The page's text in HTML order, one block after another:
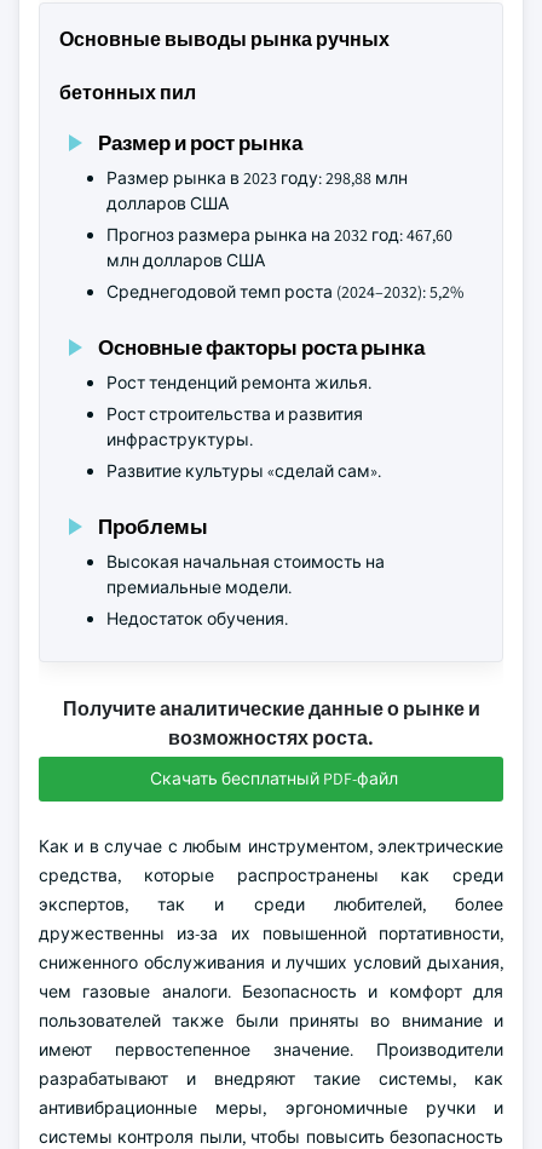
Основные выводы рынка ручных
бетонных пил
Размер и рост рынка
Размер рынка в 2023 году: 298,88 млн
долларов США
Прогноз размера рынка на 2032 год: 467,60
млн долларов США
Среднегодовой темп роста (2024–2032): 5,2%
Основные факторы роста рынка
Рост тенденций ремонта жилья.
Рост строительства и развития
инфраструктуры.
Развитие культуры «сделай сам».
Проблемы
Высокая начальная стоимость на
премиальные модели.
Недостаток обучения.
Получите аналитические данные о рынке и
возможностях роста.
Скачать бесплатный PDF-файл
Как и в случае с любым инструментом, электрические
средства, которые распространены как среди
экспертов, так и среди любителей, более
дружественны из-за их повышенной портативности,
сниженного обслуживания и лучших условий дыхания,
чем газовые аналоги. Безопасность и комфорт для
пользователей также были приняты во внимание и
имеют первостепенное значение. Производители
разрабатывают и внедряют такие системы, как
антивибрационные меры, эргономичные ручки и
системы контроля пыли, чтобы повысить безопасность